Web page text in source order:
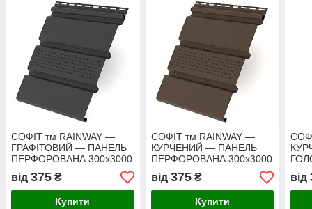
СОФІТ тм RAINWAY —
ГРАФІТОВИЙ — ПАНЕЛЬ
ПЕРФОРОВАНА 300х3000
від 375 ₴
Купити
СОФІТ тм RAINWAY —
КУРЧЕНИЙ — ПАНЕЛЬ
ПЕРФОРОВАНА 300х3000
від 375₴
Купити
від